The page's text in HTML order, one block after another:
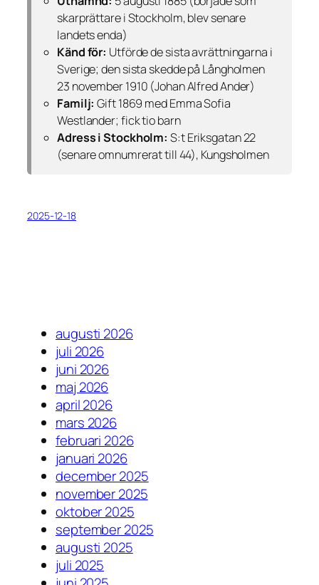
skarprättare i Stockholm, blev senare
landets enda)
Känd för: Utförde de sista avrättningarna i
Sverige; den sista skedde på Långholmen
23 november 1910 (Johan Alfred Ander)
Familj: Gift 1869 med Emma Sofia
Westlander; fick tio barn
Adress i Stockholm: S:t Eriksgatan 22
(senare omnumrerat till 44), Kungsholmen
2025-12-18
augusti 2026
juli 2026
juni 2026
maj 2026
april 2026
mars 2026
februari 2026
januari 2026
december 2025
november 2025
oktober 2025
september 2025
augusti 2025
juli 2025